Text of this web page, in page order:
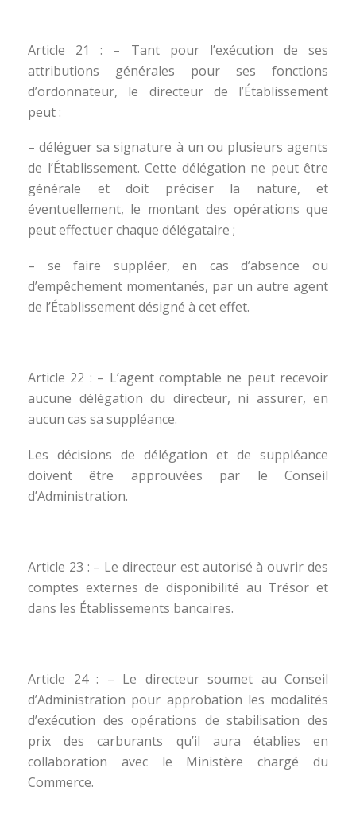
Article 21 : – Tant pour l’exécution de ses
attributions générales pour ses fonctions
d’ordonnateur, le directeur de l’Établissement
peut :
– déléguer sa signature à un ou plusieurs agents
de l’Établissement. Cette délégation ne peut être
générale et doit préciser la nature, et
éventuellement, le montant des opérations que
peut effectuer chaque délégataire ;
– se faire suppléer, en cas d’absence ou
d’empêchement momentanés, par un autre agent
de l’Établissement désigné à cet effet.
Article 22 : – L’agent comptable ne peut recevoir
aucune délégation du directeur, ni assurer, en
aucun cas sa suppléance.
Les décisions de délégation et de suppléance
doivent être approuvées par le Conseil
d’Administration.
Article 23 : – Le directeur est autorisé à ouvrir des
comptes externes de disponibilité au Trésor et
dans les Établissements bancaires.
Article 24 : – Le directeur soumet au Conseil
d’Administration pour approbation les modalités
d’exécution des opérations de stabilisation des
prix des carburants qu’il aura établies en
collaboration avec le Ministère chargé du
Commerce.